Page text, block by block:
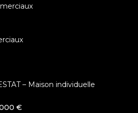
– Maison individuelle
€